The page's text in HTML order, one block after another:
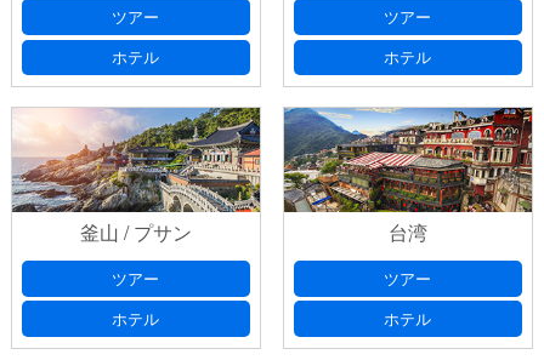
ツアー
ホテル
ツアー
ホテル
釜山 / プサン
ツアー
ホテル
台湾
ツアー
ホテル